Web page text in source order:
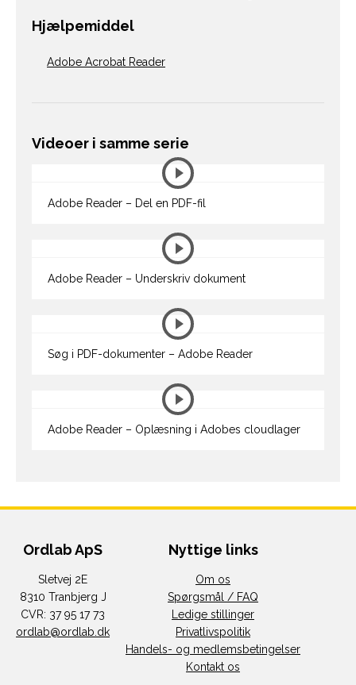
Hjælpemiddel
Adobe Acrobat Reader
Videoer i samme serie
Adobe Reader – Del en PDF-fil
Adobe Reader – Underskriv dokument
Søg i PDF-dokumenter – Adobe Reader
Adobe Reader – Oplæsning i Adobes cloudlager
Ordlab ApS
Sletvej 2E
8310 Tranbjerg J
CVR: 37 95 17 73
ordlab@ordlab.dk
Nyttige links
Om os
Spørgsmål / FAQ
Ledige stillinger
Privatlivspolitik
Handels- og medlemsbetingelser
Kontakt os